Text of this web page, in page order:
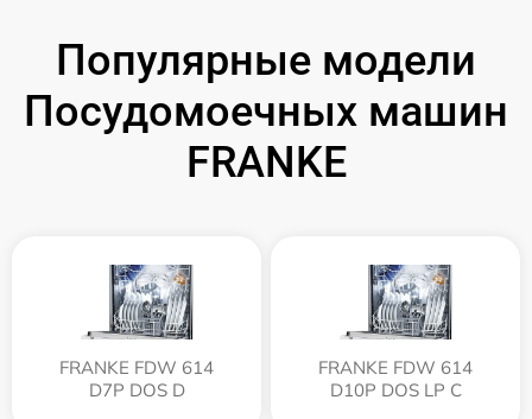
Популярные модели
Посудомоечных машин
FRANKE
FRANKE FDW 614
D7P DOS D
FRANKE FDW 614
D10P DOS LP C